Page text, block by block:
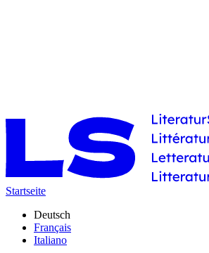
Startseite
Deutsch
Français
Italiano